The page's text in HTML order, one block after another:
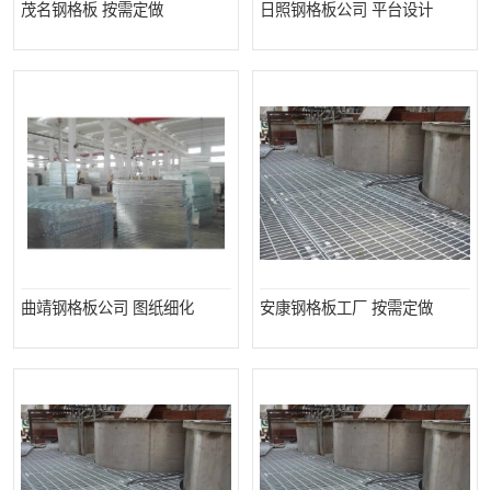
茂名钢格板 按需定做 日照钢格板公司 平台设计
曲靖钢格板公司 图纸细化 安康钢格板工厂 按需定做